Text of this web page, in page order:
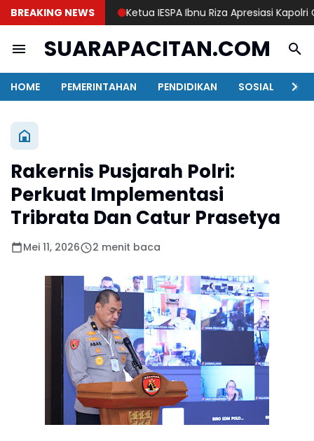
BREAKING NEWSKetua IESPA Ibnu Riza Apresiasi Kapolri Cup
SUARAPACITAN.COM
HOME PEMERINTAHAN PENDIDIKAN SOSIAL
Rakernis Pusjarah Polri:
Perkuat Implementasi
Tribrata Dan Catur Prasetya
Mei 11, 2026 2 menit baca